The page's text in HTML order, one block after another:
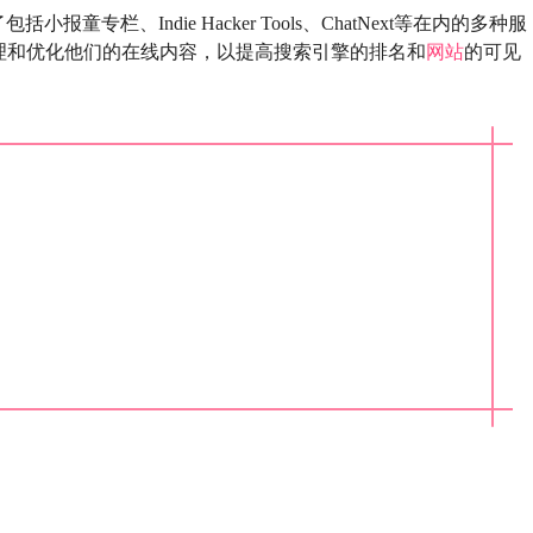
括小报童专栏、Indie Hacker Tools、ChatNext等在内的多种服
优化他们的在线内容，以提高搜索引擎的排名和网站的可见